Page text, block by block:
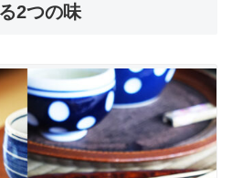
2つの味